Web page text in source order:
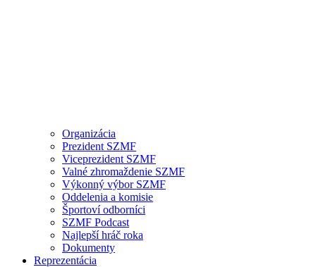
Organizácia
Prezident SZMF
Viceprezident SZMF
Valné zhromaždenie SZMF
Výkonný výbor SZMF
Oddelenia a komisie
Športoví odborníci
SZMF Podcast
Najlepší hráč roka
Dokumenty
Reprezentácia